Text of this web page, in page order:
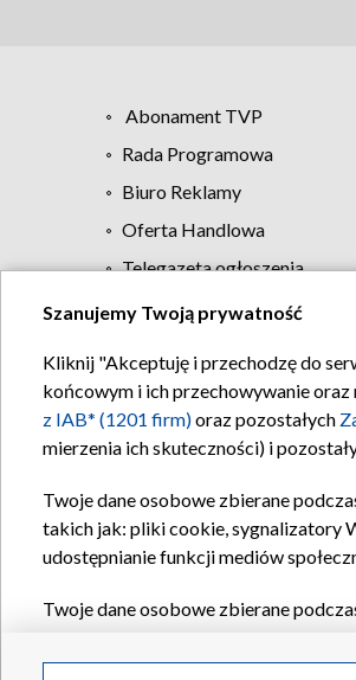
Abonament TVP
Rada Programowa
Biuro Reklamy
Oferta Handlowa
Telegazeta ogłoszenia
Szanujemy Twoją prywatność
Kliknij "Akceptuję i przechodzę do
końcowym i ich przechowywanie oraz
z IAB* (1201 firm)oraz pozostałych
mierzenia ich skuteczności) i
Twoje dane osobowe zbierane
takich jak: pliki cookie, sygnalizatory
udostępnianie funkcji mediów
Twoje dane osobowe zbierane
Partnerów TVPdla realizacji